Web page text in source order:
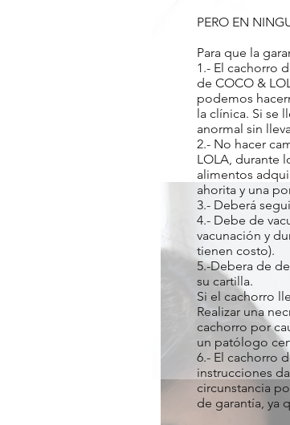
PERO EN
Para que la
1.- El cachorro
de COCO &
podemos
la clínica. Si se
anormal sin
2.- No hacer
LOLA, durante
alimentos
ahorita y una
3.- Deberá
4.- Debe de
vacunación y
tienen costo).
5.-Debera de
su cartilla.
Si el cachorro
Realizar una
cachorro por
un patólogo
6.- El cachorro
instrucciones
circunstancia
de garantía, ya